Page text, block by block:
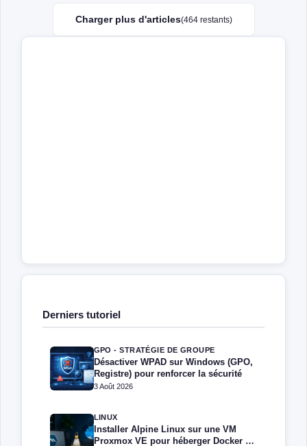
Charger plus d'articles(464 restants)
Derniers tutoriel
GPO - STRATÉGIE DE GROUPE
Désactiver WPAD sur Windows (GPO,
Registre) pour renforcer la sécurité
3 Août 2026
LINUX
Installer Alpine Linux sur une VM
Proxmox VE pour héberger Docker et